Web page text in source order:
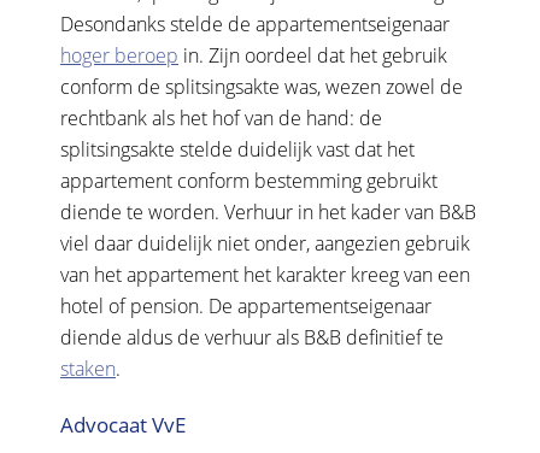
Desondanks stelde de appartementseigenaar
hoger beroep in. Zijn oordeel dat het gebruik
conform de splitsingsakte was, wezen zowel de
rechtbank als het hof van de hand: de
splitsingsakte stelde duidelijk vast dat het
appartement conform bestemming gebruikt
diende te worden. Verhuur in het kader van B&B
viel daar duidelijk niet onder, aangezien gebruik
van het appartement het karakter kreeg van een
hotel of pension. De appartementseigenaar
diende aldus de verhuur als B&B definitief te
staken.
Advocaat VvE